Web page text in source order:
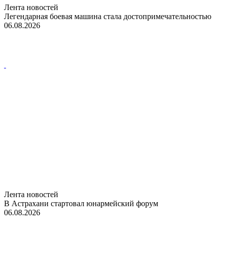
Лента новостей
Легендарная боевая машина стала достопримечательностью
06.08.2026
Лента новостей
В Астрахани стартовал юнармейский форум
06.08.2026